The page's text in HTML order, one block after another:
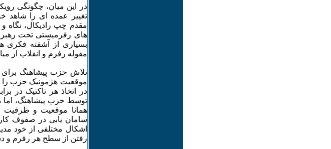
در این میان، چگونگی
تغییر عمده ای را
مقدم چپ رادیکال، نگاه
های رفرمیستی تحت
بسیاری از آشفته فکری
مقوله رفرم و انقلاب از
تلاش حزب پیشاهنگ برای
موقعیت هژمونیک حزب را
در اتخاذ هر تاکتیک در
توسط حزب پیشاهنگ، اما
همانا موقعیت و ظرفیت
سامان یابی در صفوف
اشکال مختلفی از خود
رفتن از سطح هر رفرم و